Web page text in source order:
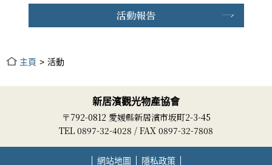
活動報告
主頁 活動
新居濱觀光物產協會
〒792-0812 愛媛縣新居濱市坂町2-3-45
TEL 0897-32-4028 / FAX 0897-32-7808
網站地圖 隱私政策